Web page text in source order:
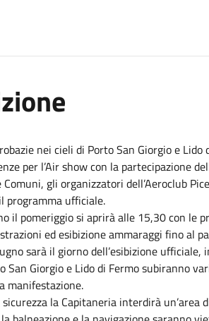
nei cieli di Porto San Giorgio e
per l’Air show con la partecipazione
Comuni, gli organizzatori dell’Aeroclub
programma ufficiale.
il pomeriggio si aprirà alle 15,30 con le
ed esibizione ammaraggi fino al
sarà il giorno dell’esibizione
San Giorgio e Lido di Fermo subiranno
manifestazione.
la Capitaneria interdirà un’area